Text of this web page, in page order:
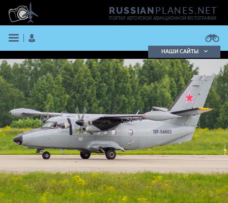
RUSSIANPLANES.NET
ПОРТАЛ АВТОРСКОЙ АВИАЦИОННОЙ ФОТОГРАФИИ
ВОЙТИ
ЗАРЕГИСТРИРОВАТЬСЯ
Поиск фотографий
Поиск в реестре
Кратко
Подробно
НАШИ САЙТЫ